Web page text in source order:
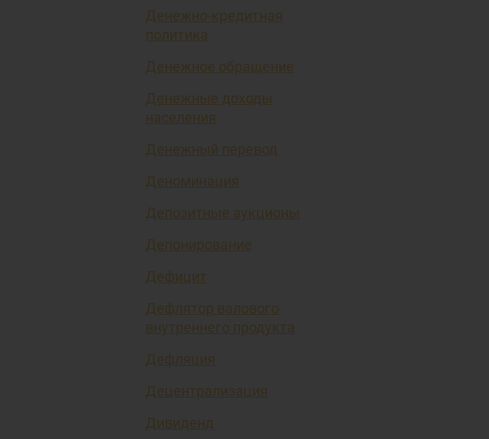
Денежно-кредитная
политика
Денежное обращение
Денежные доходы
населения
Денежный перевод
Деноминация
Депозитные аукционы
Депонирование
Дефицит
Дефлятор валового
внутреннего продукта
Дефляция
Децентрализация
Дивиденд